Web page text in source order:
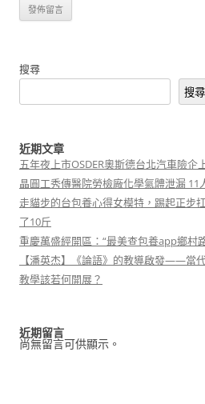
搜尋
搜尋
近期文章
五年夜上市OSDER奧斯德台北汽車險企
晶圓工秀傳醫院勞檢廠化學氣體泄漏 11
走貓步的台包養心得女模特，踢起正步
了10斤
重慶萬盛經開區：“最美查包養app鄉村
【潘英杰】《論語》的教導啟發——當
教學該若何開展？
近期留言
尚無留言可供顯示。